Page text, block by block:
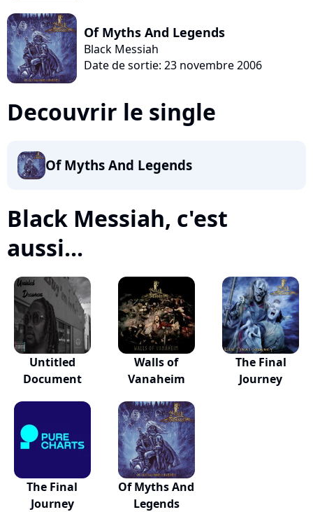
Of Myths And Legends
Black Messiah
Date de sortie: 23 novembre 2006
Decouvrir le single
Of Myths And Legends
Black Messiah, c'est
aussi...
Untitled
Document
Walls of
Vanaheim
The Final
Journey
The Final
Journey
Of Myths And
Legends